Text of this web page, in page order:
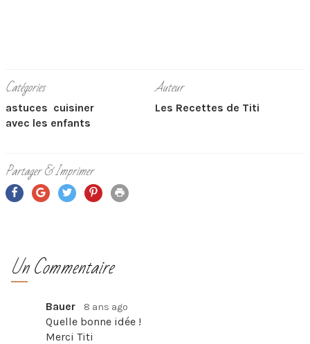
Catégories
astuces cuisiner
avec les enfants
Auteur
Les Recettes de Titi
Partager & Imprimer
Un Commentaire
Bauer 8 ans ago
Quelle bonne idée !
Merci Titi